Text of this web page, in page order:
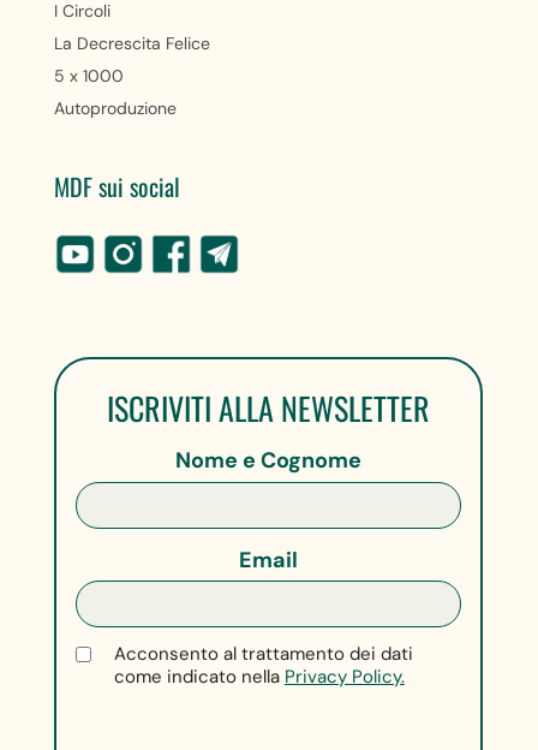
I Circoli
La Decrescita Felice
5 x 1000
Autoproduzione
MDF sui social
ISCRIVITI ALLA NEWSLETTER
Nome e Cognome
Email
Acconsento al trattamento dei dati
come indicato nella Privacy Policy.